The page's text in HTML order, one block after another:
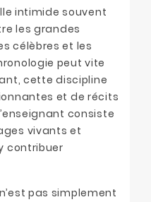
intimide souvent
les grandes
célèbres et les
peut vite
cette discipline
et de récits
consiste
vivants et
contribuer
pas simplement